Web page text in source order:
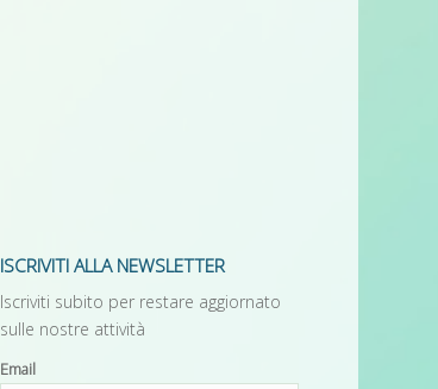
ISCRIVITI ALLA NEWSLETTER
Iscriviti subito per restare aggiornato
sulle nostre attività
Email